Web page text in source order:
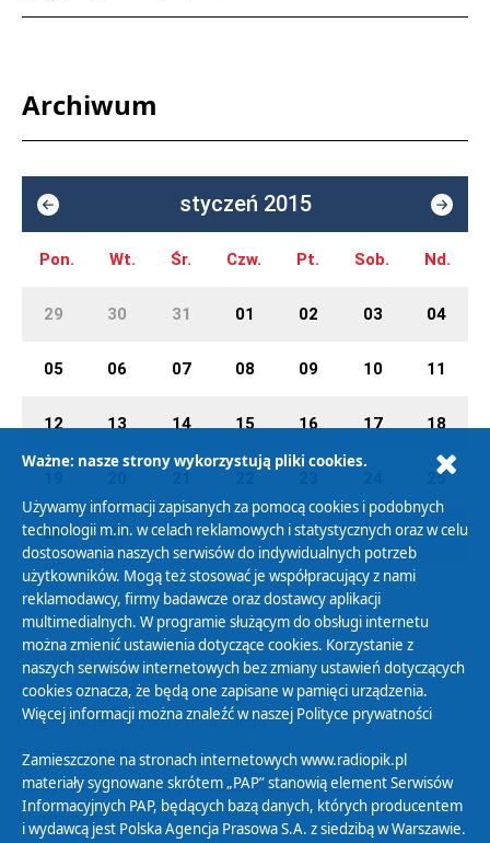
Archiwum
styczeń 2015
Pon. Wt. Śr. Czw. Pt. Sob. Nd.
29 30 31 01 02 03 04
05 06 07 08 09 10 11
12 13 14 15 16 17 18
25
26 27 28 29 30 31 01
Polityka Prywatności
Zasady korzystania z Serwisu
Organizacje Pożytku Publicznego
Cyfryzacja DAB+
Polityka ochrony danych osobowych
Abonament
Ważne: nasze strony wykorzystują pliki cookies.
Używamy informacji zapisanych za pomocą cookies i podobnych
technologii m.in. w celach reklamowych i statystycznych oraz w celu
dostosowania naszych serwisów do indywidualnych potrzeb
użytkowników. Mogą też stosować je współpracujący z nami
reklamodawcy, firmy badawcze oraz dostawcy aplikacji
multimedialnych. W programie służącym do obsługi internetu
można zmienić ustawienia dotyczące cookies. Korzystanie z
naszych serwisów internetowych bez zmiany ustawień dotyczących
cookies oznacza, że będą one zapisane w pamięci urządzenia.
Więcej informacji można znaleźć w naszej Polityce prywatności
Zamieszczone na stronach internetowych www.radiopik.pl
materiały sygnowane skrótem „PAP” stanowią element Serwisów
Informacyjnych PAP, będących bazą danych, których producentem
i wydawcą jest Polska Agencja Prasowa S.A. z siedzibą w Warszawie.